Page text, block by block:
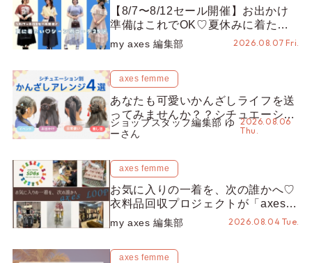
【8/7〜8/12セール開催】お出かけ
準備はこれでOK♡夏休みに着たい
コーデ25選をシーン別に徹底解説！
my axes 編集部 2026.08.07 Fri.
axes femme
あなたも可愛いかんざしライフを送
ってみませんか？？シチュエーショ
ン別“かんざし”のオススメ【ショッ
プスタッフ編集部】
ショップスタッフ編集部 ゆ
ーさん
2026.08.06
Thu.
axes femme
お気に入りの一着を、次の誰かへ♡
衣料品回収プロジェクトが「axes
LOOP」にアップデート！活用する
とポイントが手に入る◎
my axes 編集部 2026.08.04 Tue.
axes femme